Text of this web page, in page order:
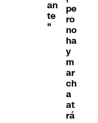
an
te
"
pe
ro
no
ha
y
m
ar
ch
a
at
rá